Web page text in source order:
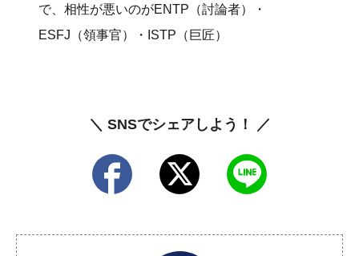
で、相性が悪いのがENTP（討論者）・
ESFJ（領事官）・ISTP（巨匠）
＼ SNSでシェアしよう！ ／